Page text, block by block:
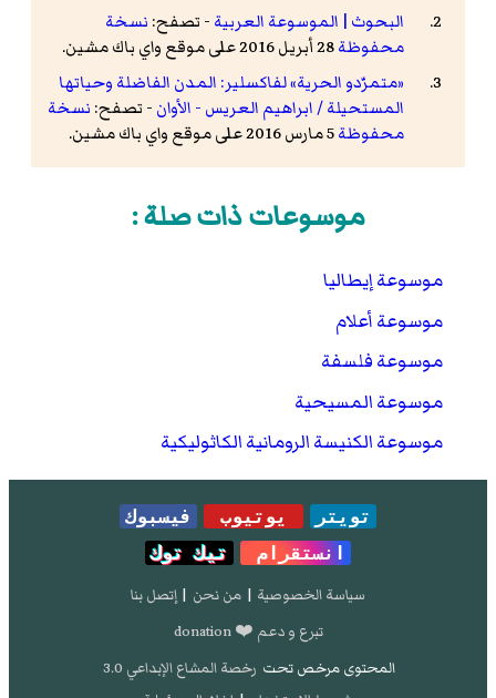
البحوث | الموسوعة العربية - تصفح: نسخة
محفوظة
«متمرّدو الحرية» لفاكسلير: المدن الفاضلة وحياتها
المستحيلة / ابراهيم العريس - الأوان - تصفح: نسخة
محفوظة
موسوعات ذات صلة :
موسوعة إيطاليا
موسوعة أعلام
موسوعة فلسفة
موسوعة المسيحية
موسوعة الكنيسة الرومانية الكاثوليكية
تويتر يوتيوب
فيسبوك
انستقرام
تيك توك
سياسة الخصوصية | من نحن | إتصل بنا
تبرع و دعم ❤️ donation
المحتوى مرخص تحت رخصة المشاع الإبداعي 3.0